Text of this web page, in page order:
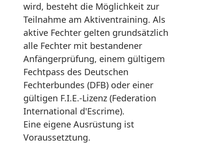
wird, besteht die Möglichkeit zur
Teilnahme am Aktiventraining. Als
aktive Fechter gelten grundsätzlich
alle Fechter mit bestandener
Anfängerprüfung, einem gültigem
Fechtpass des Deutschen
Fechterbundes (DFB) oder einer
gültigen F.I.E.-Lizenz (Federation
International d'Escrime).
Eine eigene Ausrüstung ist
Voraussetztung.